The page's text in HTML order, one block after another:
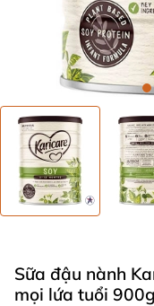
Sữa đậu nành
mọi lứa tuổi 900g